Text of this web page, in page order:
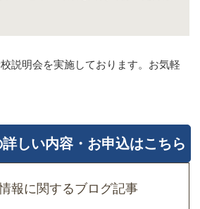
説明会を実施しております。お気軽
しい内容・お申込はこちら
報に関するブログ記事